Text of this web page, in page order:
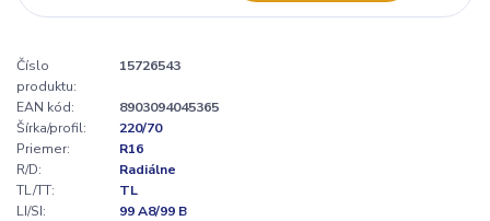
Číslo
produktu:
15726543
EAN kód:
8903094045365
Šírka/profil:
220/70
Priemer:
R16
R/D:
Radiálne
TL/TT:
TL
LI/SI:
99 A8/99 B